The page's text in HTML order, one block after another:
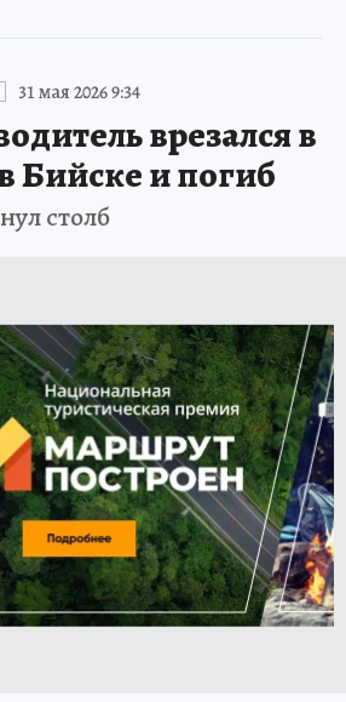
31 мая 2026 9:34
врезался в
Бийске и погиб
столб